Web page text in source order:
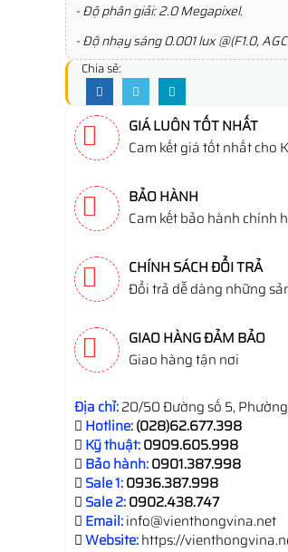
- Độ phân giải: 2.0 Megapixel.
- Độ nhạy sáng 0.001 lux @(F1.0,
Chia sẻ:
GIÁ LUÔN TỐT NHẤT
Cam kết giá tốt nhất cho
BẢO HÀNH
Cam kết bảo hành chính
CHÍNH SÁCH ĐỔI TRẢ
Đổi trả dễ dàng những
GIAO HÀNG ĐẢM BẢO
Giao hàng tận nơi
Địa chỉ:20/50 Đường số 5,
Hotline:(028)62.677.398
Kỹ thuật:0909.605.998
Bảo hành:0901.387.998
Sale 1:0936.387.998
Sale 2:0902.438.747
Email:info@vienthongvina.net
Website:https://